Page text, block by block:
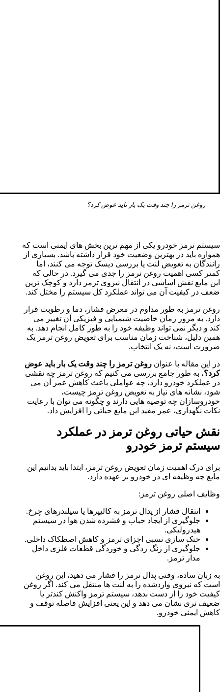
روغن ترمز را چند وقت یک بار باید عوض کرد؟
سیستم ترمز خودرو یکی از مهم ترین بخش های ایمنی است که
همواره باید در بهترین وضعیت خود قرار داشته باشد. بسیاری از
رانندگان به تعویض لنت یا بررسی دیسک توجه می کنند، اما
کمتر کسی اهمیت روغن ترمز را جدی می گیرد. در حالی که
این مایع نقش اساسی در انتقال نیروی ترمز دارد و کوچک ترین
ضعف در کیفیت آن می تواند عملکرد کل سیستم را مختل کند.
روغن ترمز به طور مداوم در معرض فشار، دما و رطوبت قرار
دارد. به مرور زمان خاصیت شیمیایی و فیزیکی آن تغییر می
کند و دیگر نمی تواند وظیفه خود را به طور کامل انجام دهد. به
همین دلیل، شناخت زمان مناسب برای تعویض روغن ترمز یک
ضرورت است، نه یک انتخاب.
در این مقاله با عنوان روغن ترمز را چند وقت یک بار باید عوض
کرد؟، به طور جامع بررسی می کنیم که روغن ترمز چه نقشی
در عملکرد خودرو دارد، چه عواملی باعث کاهش عمر آن می
شود، نشانه های نیاز به تعویض روغن ترمز چیست،
خودروسازان چه توصیه هایی دارند و چگونه می توان با رعایت
نکات نگهداری، عمر مفید این مایع حیاتی را افزایش داد.
نقش حیاتی روغن ترمز در عملکرد
سیستم ترمز خودرو
برای درک اهمیت زمان تعویض روغن ترمز، ابتدا باید بدانیم این
مایع چه وظیفه ای در خودرو بر عهده دارد.
وظایف اصلی روغن ترمز:
انتقال فشار از پدال ترمز به کالیپرها یا سیلندرهای چرخ.
جلوگیری از ایجاد حباب و فشرده شدن هوا در سیستم
هیدرولیکی.
خنک سازی نسبی اجزای ترمز و کاهش اصطکاک داخلی.
جلوگیری از زنگ زدگی و خوردگی قطعات فلزی داخل
مدار ترمز.
به زبان ساده، وقتی پدال ترمز را فشار می دهید، این روغن
است که نیروی واردشده را به لنت ها منتقل می کند. اگر روغن
کیفیت خود را از دست بدهد، سیستم ترمز واکنش کندتر یا
ضعیف تری نشان می دهد و این یعنی افزایش فاصله توقف و
کاهش ایمنی خودرو.